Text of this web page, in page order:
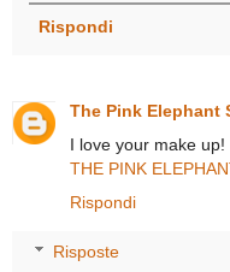
Rispondi
The Pink Elephant
I love your make up!
THE PINK
Rispondi
Risposte